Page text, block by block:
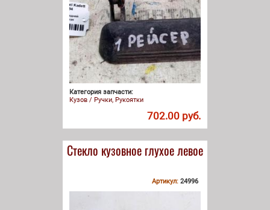
Категория запчасти:
Кузов / Ручки, Рукоятки
702.00 руб.
Стекло кузовное глухое левое
Артикул: 24996